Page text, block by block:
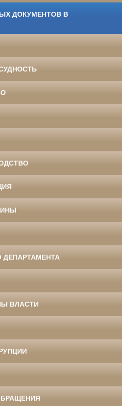
ДОКУМЕНТОВ В
ДЕПАРТАМЕНТА
ВЛАСТИ